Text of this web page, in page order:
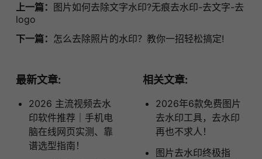
上一篇： 图片如何去除文字水印?无痕去水印-去文字-去
logo
下一篇： 怎么去除照片的水印？教你一招轻松搞定!
最新文章:
2026 主流视频去水
印软件推荐｜手机电
脑在线网页实测、靠
谱选型指南！
相关文章:
2026年6款免费图片
去水印工具，去水印
再也不求人！
图片去水印终极指